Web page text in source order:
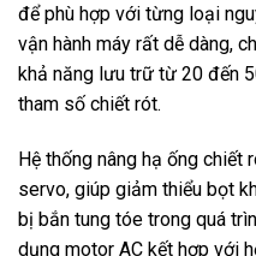
để phù hợp với từng loại
vận hành máy rất dễ dàng,
khả năng lưu trữ từ 20 đến
tham số chiết rót.
Hệ thống nâng hạ ống
servo, giúp giảm thiểu bọt
bị bắn tung tóe trong quá
dụng motor AC kết hợp với